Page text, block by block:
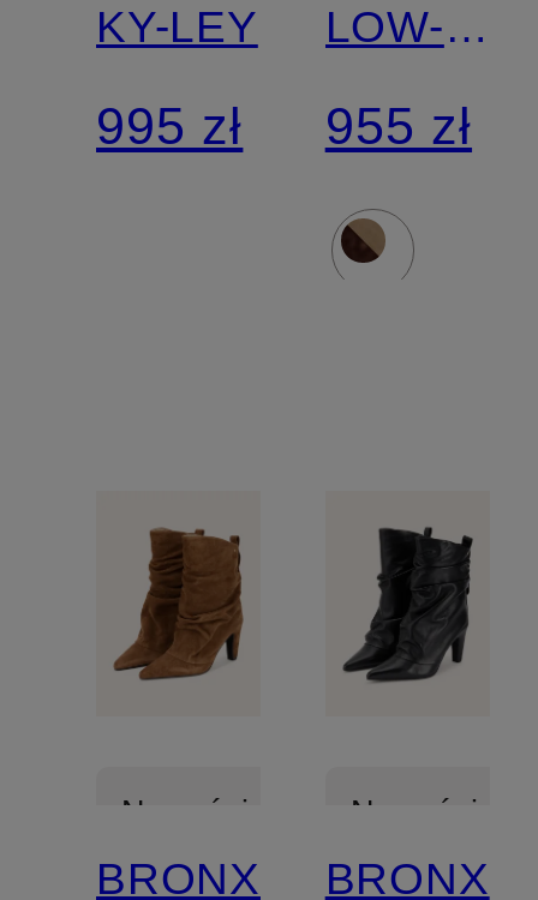
KY-LEY
995 zł
LOW-
JADEY
955 zł
Nowości
BRONX
Nowości
BRONX